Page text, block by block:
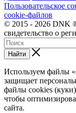
Пользовательское
cookie-файлов
© 2015 - 2026
свидетельство о
Найти
Используем файлы
защищает
файлы cookies (куки)
чтобы
сайта.